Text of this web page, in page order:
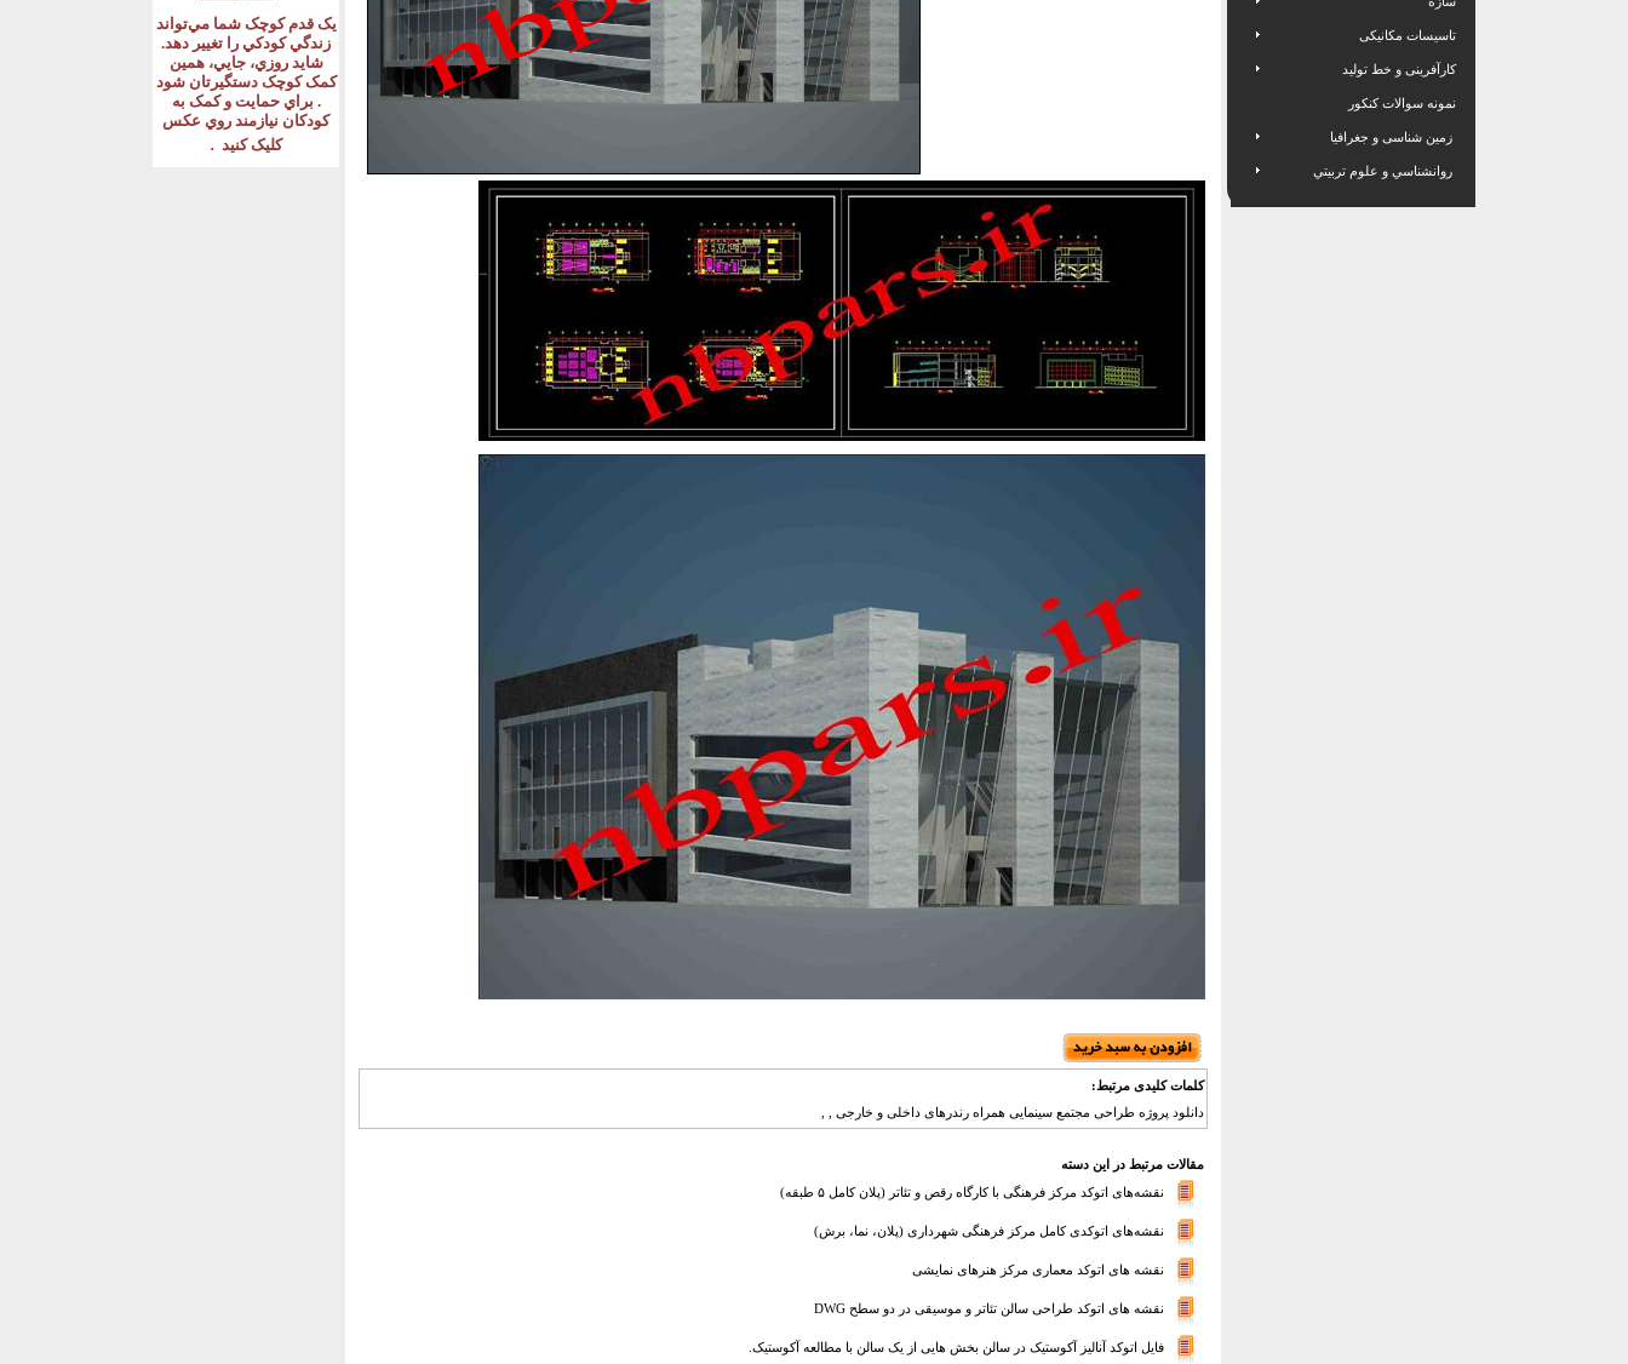
يک قدم کوچک شما مي‌تواند
زندگي کودکي را تغيير دهد.
شايد روزي، جايي، همين
کمک کوچک دستگيرتان شود
. براي حمايت و کمک به
کودکان نيازمند روي عکس
کليک کنيد .
کلمات کلیدی مرتبط:
دانلود پروژه طراحی مجتمع سینمایی همراه رندرهای داخلی و خارجی , ,
مقالات مرتبط در این دسته
نقشه‌های اتوکد مرکز فرهنگی با کارگاه رقص و تئاتر (پلان کامل ۵ طبقه)
نقشه‌های اتوکدی کامل مرکز فرهنگی شهرداری (پلان، نما، برش)
نقشه های اتوکد معماری مرکز هنرهای نمایشی
نقشه های اتوکد طراحی سالن تئاتر و موسیقی در دو سطح DWG
فایل اتوکد آنالیز آکوستیک در سالن بخش هایی از یک سالن با مطالعه آکوستیک.
تاسیسات مکانیکی
کارآفرینی و خط تولید
نمونه سوالات کنکور
زمین شناسی و جغرافیا
روانشناسي و علوم تربيتي